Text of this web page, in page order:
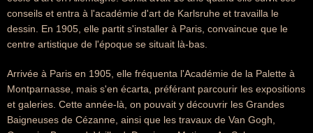
conseils et entra à l'académie d'art de Karlsruhe et travailla le
dessin. En 1905, elle partit s'installer à Paris, convaincue que le
centre artistique de l'époque se situait là-bas.
Arrivée à Paris en 1905, elle fréquenta l'Académie de la Palette à
Montparnasse, mais s'en écarta, préférant parcourir les expositions
et galeries. Cette année-là, on pouvait y découvrir les Grandes
Baigneuses de Cézanne, ainsi que les travaux de Van Gogh,